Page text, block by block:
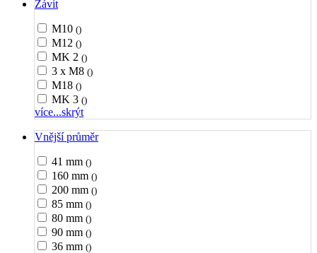
Závit
M10 ()
M12 ()
MK 2 ()
3 x M8 ()
M18 ()
MK 3 ()
více...skrýt
Vnější průměr
41 mm ()
160 mm ()
200 mm ()
85 mm ()
80 mm ()
90 mm ()
36 mm ()